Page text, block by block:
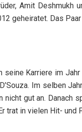
Amit Deshmukh
geheiratet. Das
seine Karriere im
Im selben
nicht gut an. Danach
trat in vielen Hit- und